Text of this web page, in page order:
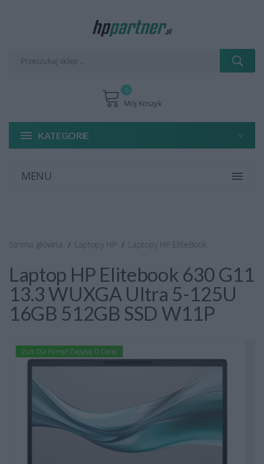
Mój Koszyk
0
KATEGORIE
MENU
Strona główna Laptopy HP Laptopy HP EliteBook
Laptop HP Elitebook 630 G11
13.3 WUXGA Ultra 5-125U
16GB 512GB SSD W11P
2szt Dla Firmy? Zapytaj O Cenę